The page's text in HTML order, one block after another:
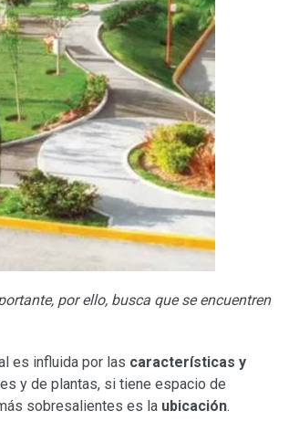
por ello, busca que se encuentren
es influida por las características y
y de plantas, si tiene espacio de
sobresalientes es la ubicación.